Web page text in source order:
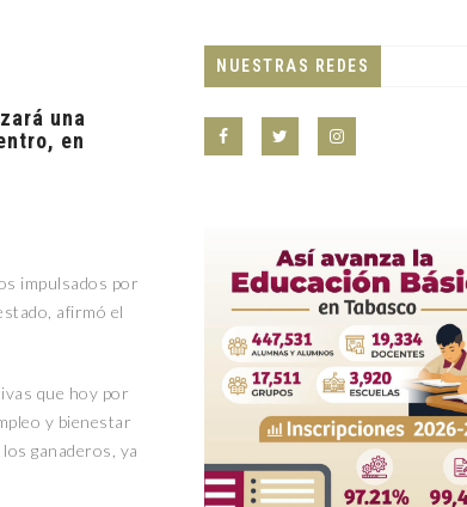
una
en
impulsados por
afirmó el
que hoy por
y bienestar
ganaderos, ya
NUESTRAS REDES